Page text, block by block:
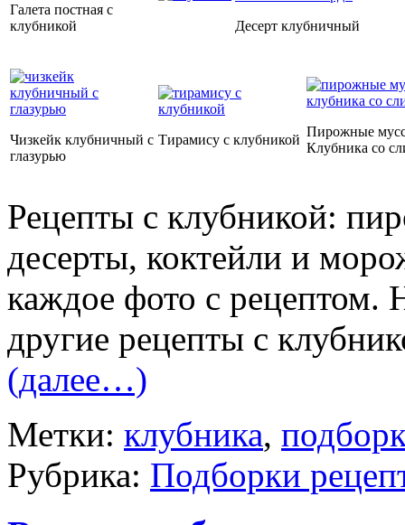
Галета постная с
клубникой
Десерт клубничный
Чизкейк клубничный с
глазурью
Тирамису с клубникой
Пирожные
Клубника со
Рецепты с клубникой:
десерты, коктейли и
каждое фото с рецептом.
другие рецепты с
(далее…)
Метки: клубника,
Рубрика: Подборки